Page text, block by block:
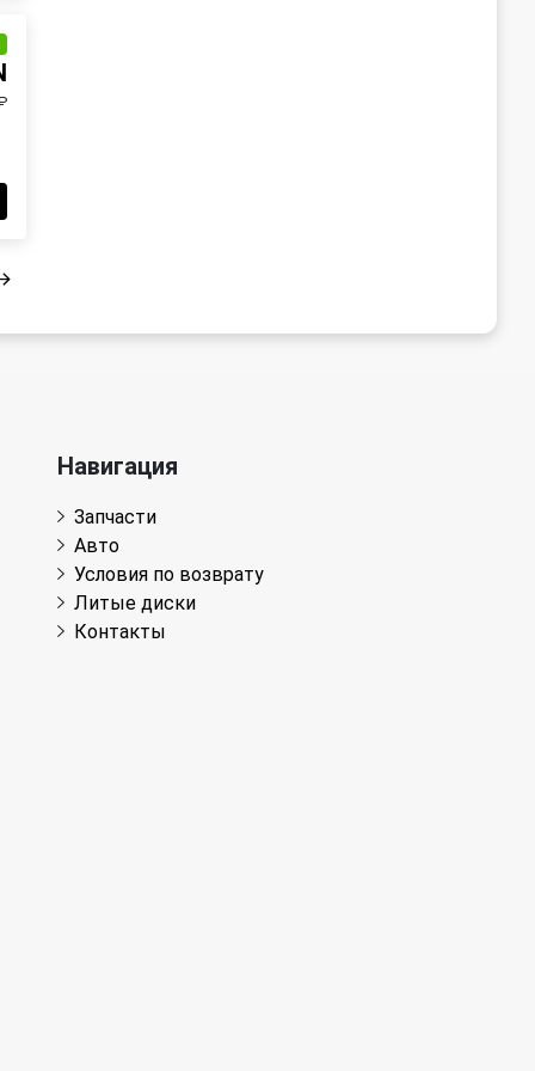
Навигация
Запчасти
Авто
Условия по возврату
Литые диски
Контакты